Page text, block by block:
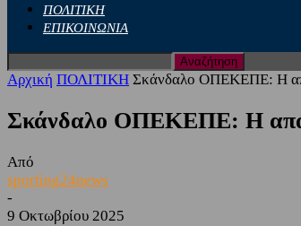
ΠΟΛΙΤΙΚΗ
ΕΠΙΚΟΙΝΩΝΙΑ
Αρχική ΠΟΛΙΤΙΚΗ Σκάνδαλο ΟΠΕΚΕΠΕ: Η
Σκάνδαλο ΟΠΕΚΕΠΕ: Η
Από
sporting24news
-
9 Οκτωβρίου 2025